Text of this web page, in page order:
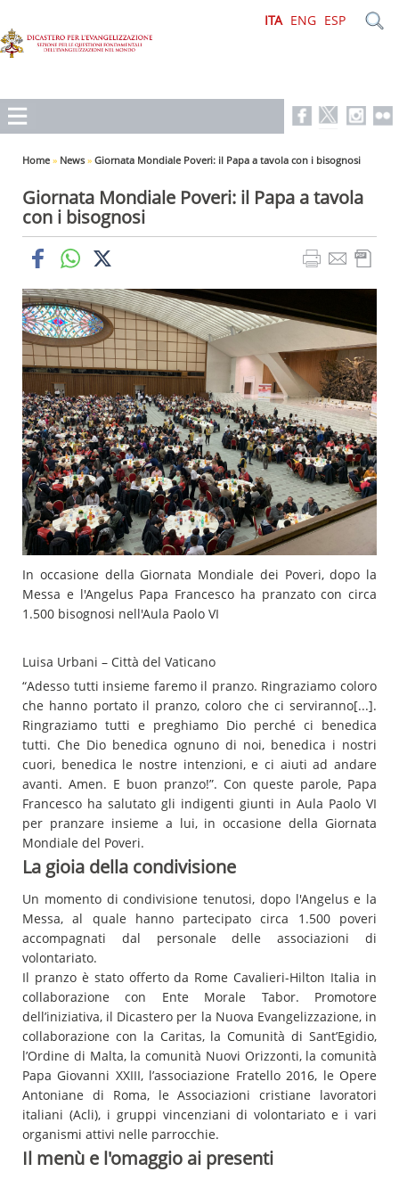
ITA ENG ESP
Home » News » Giornata Mondiale Poveri: il Papa a tavola con i bisognosi
Giornata Mondiale Poveri: il Papa a tavola
con i bisognosi
In occasione della Giornata Mondiale dei Poveri, dopo la
Messa e l'Angelus Papa Francesco ha pranzato con circa
1.500 bisognosi nell'Aula Paolo VI
Luisa Urbani – Città del Vaticano
“Adesso tutti insieme faremo il pranzo. Ringraziamo coloro
che hanno portato il pranzo, coloro che ci serviranno[...].
Ringraziamo tutti e preghiamo Dio perché ci benedica
tutti. Che Dio benedica ognuno di noi, benedica i nostri
cuori, benedica le nostre intenzioni, e ci aiuti ad andare
avanti. Amen. E buon pranzo!”. Con queste parole, Papa
Francesco ha salutato gli indigenti giunti in Aula Paolo VI
per pranzare insieme a lui, in occasione della Giornata
Mondiale del Poveri.
La gioia della condivisione
Un momento di condivisione tenutosi, dopo l'Angelus e la
Messa, al quale hanno partecipato circa 1.500 poveri
accompagnati dal personale delle associazioni di
volontariato.
Il pranzo è stato offerto da Rome Cavalieri-Hilton Italia in
collaborazione con Ente Morale Tabor. Promotore
dell’iniziativa, il Dicastero per la Nuova Evangelizzazione, in
collaborazione con la Caritas, la Comunità di Sant’Egidio,
l’Ordine di Malta, la comunità Nuovi Orizzonti, la comunità
Papa Giovanni XXIII, l’associazione Fratello 2016, le Opere
Antoniane di Roma, le Associazioni cristiane lavoratori
italiani (Acli), i gruppi vincenziani di volontariato e i vari
organismi attivi nelle parrocchie.
Il menù e l'omaggio ai presenti